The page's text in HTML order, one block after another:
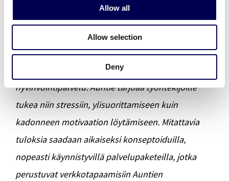
Allow all
Allow selection
Deny
Auntie Solutions Oy
Auntie on matalan kynnyksen mielen
hyvinvointipalvelu. Auntie tarjoaa työntekijöille
tukea niin stressiin, ylisuorittamiseen kuin
kadonneen motivaation löytämiseen. Mitattavia
tuloksia saadaan aikaiseksi konseptoiduilla,
nopeasti käynnistyvillä palvelupaketeilla, jotka
perustuvat verkkotapaamisiin Auntien